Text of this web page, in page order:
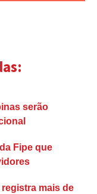
serão
Fipe que
mais de